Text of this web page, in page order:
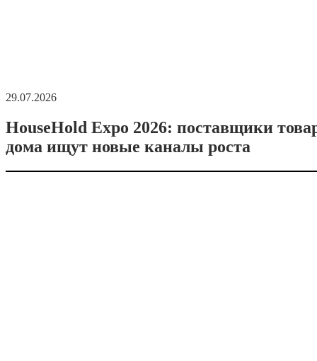
29.07.2026
HouseHold Expo 2026: поставщики
дома ищут новые каналы роста